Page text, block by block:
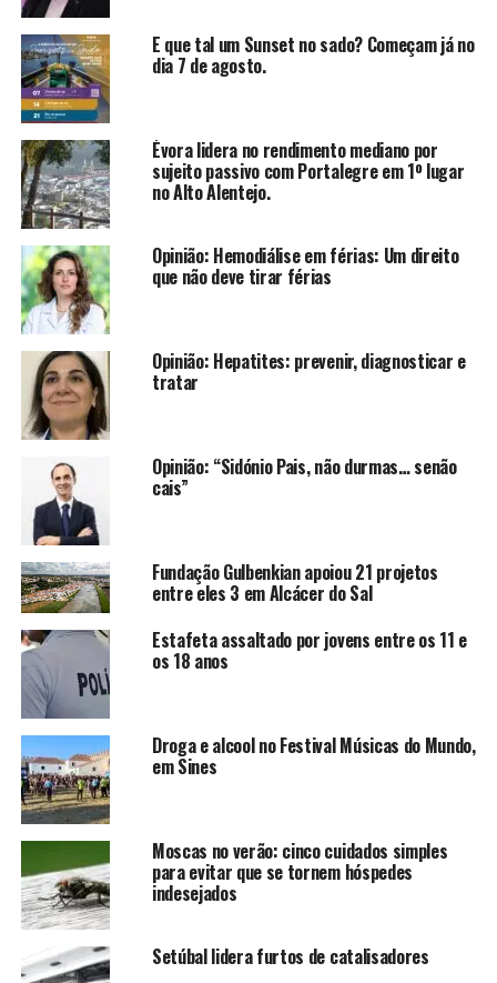
E que tal um Sunset no sado? Começam já no
dia 7 de agosto.
Évora lidera no rendimento mediano por
sujeito passivo com Portalegre em 1º lugar
no Alto Alentejo.
Opinião: Hemodiálise em férias: Um direito
que não deve tirar férias
Opinião: Hepatites: prevenir, diagnosticar e
tratar
Opinião: “Sidónio Pais, não durmas… senão
cais”
Fundação Gulbenkian apoiou 21 projetos
entre eles 3 em Alcácer do Sal
Estafeta assaltado por jovens entre os 11 e
os 18 anos
Droga e alcool no Festival Músicas do Mundo,
em Sines
Moscas no verão: cinco cuidados simples
para evitar que se tornem hóspedes
indesejados
Setúbal lidera furtos de catalisadores